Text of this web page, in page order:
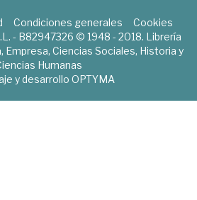
Condiciones generales
Cookies
- B82947326 © 1948 - 2018. Librería
Empresa, Ciencias Sociales, Historia y
Humanas
y desarrollo OPTYMA